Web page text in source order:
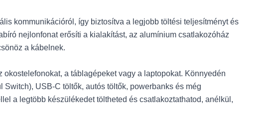
kommunikációról, így biztosítva a legjobb töltési teljesítményt és
nejlonfonat erősíti a kialakítást, az alumínium csatlakozóház
a kábelnek.
a táblagépeket vagy a laptopokat. Könnyedén
USB-C töltők, autós töltők, powerbanks és még
a legtöbb készülékedet töltheted és csatlakoztathatod, anélkül,